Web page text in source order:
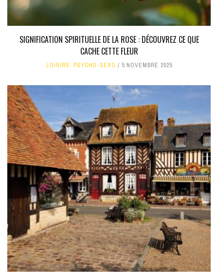
SIGNIFICATION SPIRITUELLE DE LA ROSE : DÉCOUVREZ CE QUE
CACHE CETTE FLEUR
LOISIRS, PSYCHO-SEXO 5 NOVEMBRE 2025